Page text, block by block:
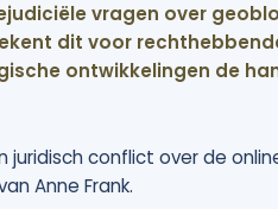
vragen over
dit voor
ontwikkelingen de
juridisch conflict over de
Anne Frank.